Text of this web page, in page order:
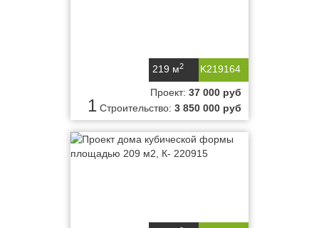
K219164
219 м2
1
Проект: 37 000 руб
Строительство: 3 850 000 руб